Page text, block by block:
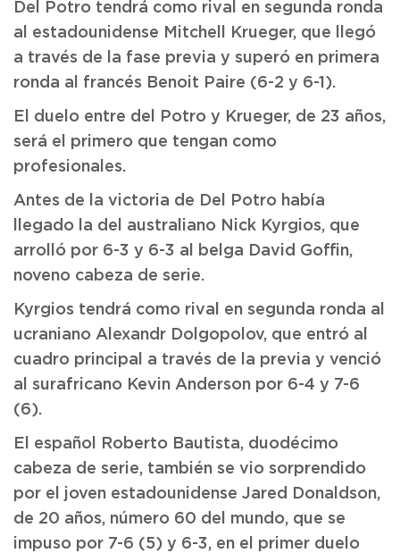
Del Potro tendrá como rival en segunda ronda
al estadounidense Mitchell Krueger, que llegó
a través de la fase previa y superó en primera
ronda al francés Benoit Paire (6-2 y 6-1).
El duelo entre del Potro y Krueger, de 23 años,
será el primero que tengan como
profesionales.
Antes de la victoria de Del Potro había
llegado la del australiano Nick Kyrgios, que
arrolló por 6-3 y 6-3 al belga David Goffin,
noveno cabeza de serie.
Kyrgios tendrá como rival en segunda ronda al
ucraniano Alexandr Dolgopolov, que entró al
cuadro principal a través de la previa y venció
al surafricano Kevin Anderson por 6-4 y 7-6
(6).
El español Roberto Bautista, duodécimo
cabeza de serie, también se vio sorprendido
por el joven estadounidense Jared Donaldson,
de 20 años, número 60 del mundo, que se
impuso por 7-6 (5) y 6-3, en el primer duelo